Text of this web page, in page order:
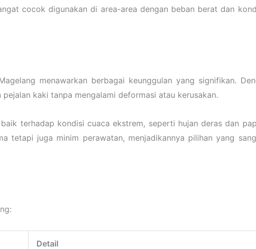
cocok digunakan di area-area dengan beban berat dan
menawarkan berbagai keunggulan yang signifikan.
kaki tanpa mengalami deformasi atau kerusakan.
terhadap kondisi cuaca ekstrem, seperti hujan deras dan
tetapi juga minim perawatan, menjadikannya pilihan yang
Detail